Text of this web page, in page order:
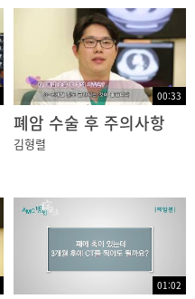
00:33
폐암 수술 후 주의사항
김형렬
01:02